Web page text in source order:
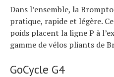
Dans l’ensemble, la
pratique, rapide et légère.
poids placent la ligne P à
gamme de vélos pliants de
GoCycle G4